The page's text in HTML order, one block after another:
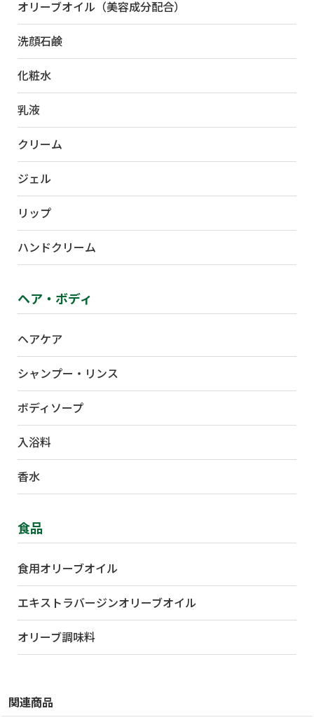
オリーブオイル（美容成分配合）
洗顔石鹸
化粧水
乳液
クリーム
ジェル
リップ
ハンドクリーム
ヘア・ボディ
ヘアケア
シャンプー・リンス
ボディソープ
入浴料
香水
食品
食用オリーブオイル
エキストラバージンオリーブオイル
オリーブ調味料
関連商品